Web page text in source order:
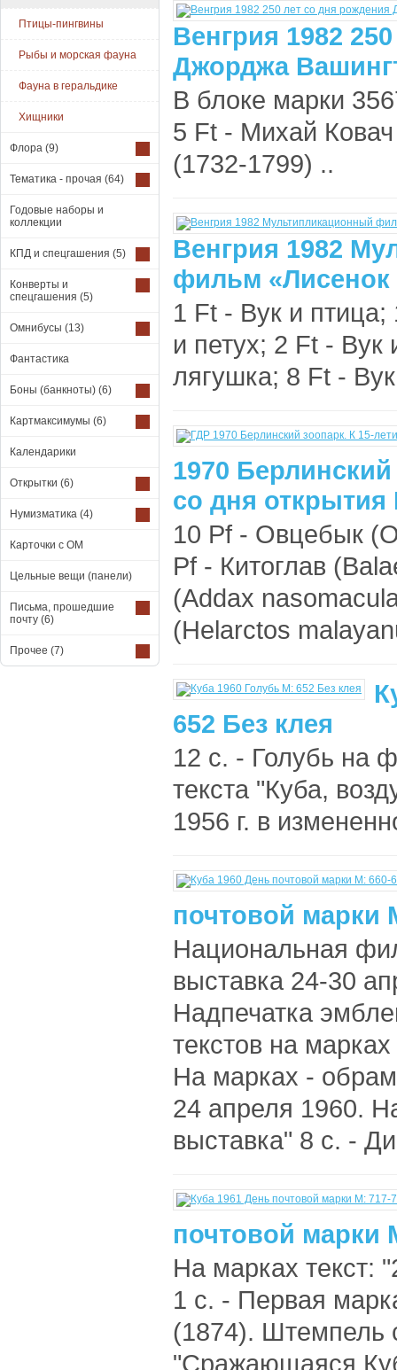
Птицы-пингвины
Рыбы и морская фауна
Фауна в геральдике
Хищники
Флора (9)
Тематика - прочая (64)
Годовые наборы и
коллекции
КПД и спецгашения (5)
Конверты и
спецгашения (5)
Омнибусы (13)
Фантастика
Боны (банкноты) (6)
Картмаксимумы (6)
Календарики
Открытки (6)
Нумизматика (4)
Карточки с ОМ
Цельные вещи (панели)
Письма, прошедшие
почту (6)
Прочее (7)
Венгрия 1982
Джорджа
В блоке марки
5 Ft - Михай
(1732-1799) ..
Венгрия 1982
фильм «Лисенок
1 Ft - Вук и
и петух; 2 Ft - Вук
лягушка; 8 Ft -
1970
со дня открытия
10 Pf - Овцебык
Pf - Китоглав
(Addax
(Helarctos
652 Без клея
12 с. - Голубь на
текста "Куба,
1956 г. в
почтовой марки
Национальная
выставка 24-30
Надпечатка
текстов на
На марках -
24 апреля 1960.
выставка" 8 с. -
почтовой марки
На марках текст:
1 с. - Первая
(1874). Штемпель
"Сражающаяся